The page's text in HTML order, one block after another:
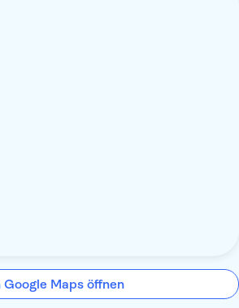
Google Maps öffnen